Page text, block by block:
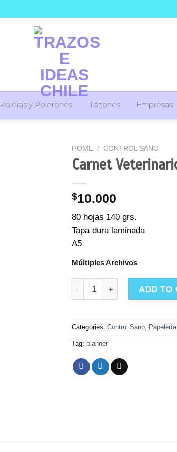
Poleras y Polerones Tazones Empresas
HOME / CONTROL SANO
Carnet
$10.000
80 hojas 140 grs.
Tapa dura laminada
A5
Múltiples Archivos
Carnet Veterinario quantity
ADD TO
Categories: Control Sano, Papelería
Tag: planner